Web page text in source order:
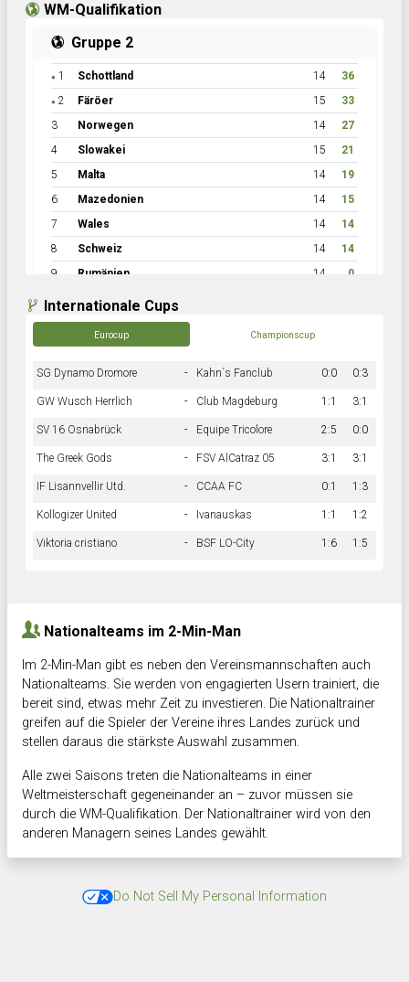
WM-Qualifikation
Gruppe 2
● 1 Schottland 14 36
● 2 Färöer 15
33
3
Norwegen 14
27
4
Slowakei 15
21
5
Malta 14
19
6
Mazedonien 14
15
7
Wales 14
14
8
Schweiz 14
14
9
Rumänien 14 0
Internationale Cups
Eurocup Championscup
SG Dynamo Dromore - Kahn´s Fanclub 0:0 0:3
GW Wusch Herrlich - Club Magdeburg 1:1 3:1
SV 16 Osnabrück - Equipe Tricolore 2:5 0:0
The Greek Gods - FSV AlCatraz 05 3:1 3:1
IF Lisannvellir Utd. - CCAA FC 0:1 1:3
Kollogizer United - Ivanauskas 1:1 1:2
Viktoria cristiano - BSF LO-City 1:6 1:5
Nationalteams im 2-Min-Man
Im 2-Min-Man gibt es neben den Vereinsmannschaften auch
Nationalteams. Sie werden von engagierten Usern trainiert, die
bereit sind, etwas mehr Zeit zu investieren. Die Nationaltrainer
greifen auf die Spieler der Vereine ihres Landes zurück und
stellen daraus die stärkste Auswahl zusammen.
Alle zwei Saisons treten die Nationalteams in einer
Weltmeisterschaft gegeneinander an – zuvor müssen sie
durch die WM-Qualifikation. Der Nationaltrainer wird von den
anderen Managern seines Landes gewählt.
Do Not Sell My Personal Information